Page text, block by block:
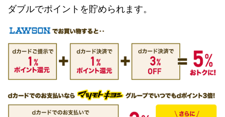
ダブルでポイントを貯められます。